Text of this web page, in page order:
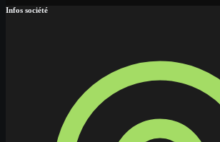
Infos société